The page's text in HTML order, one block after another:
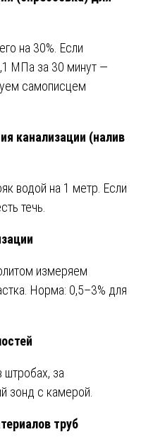
на 30%. Если
МПа за 30 минут —
самописцем
канализации (налив
водой на 1 метр. Если
течь.
измеряем
Норма: 0,5–3% для
штробах, за
зонд с камерой.
труб